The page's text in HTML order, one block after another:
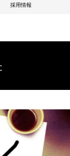
採用情報